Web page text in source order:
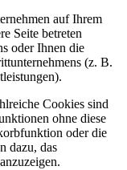
auf Ihrem
Seite betreten
oder Ihnen die
(z. B.
Cookies sind
ohne diese
oder die
dazu, das